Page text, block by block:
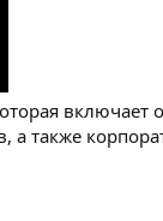
включает
также